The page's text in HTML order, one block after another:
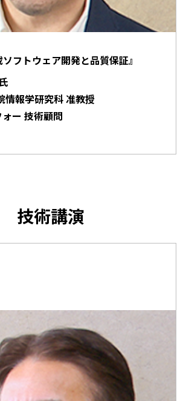
ソフトウェア開発と品質保証』
情報学研究科 准教授
ー 技術顧問
技術講演